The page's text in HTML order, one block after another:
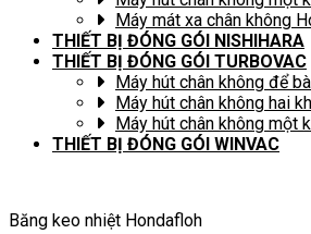
Máy mát xa chân không
THIẾT BỊ ĐÓNG GÓI NISHIHARA
THIẾT BỊ ĐÓNG GÓI TURBOVAC
Máy hút chân không để
Máy hút chân không hai
Máy hút chân không một
THIẾT BỊ ĐÓNG GÓI WINVAC
Băng keo nhiệt Hondafloh